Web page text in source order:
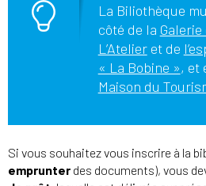
La Biliothèque
côté de la Galerie
L’Atelieret de
« La Bobine », et
Maison du
Si vous souhaitez vous inscrire à la
emprunter des documents), vous